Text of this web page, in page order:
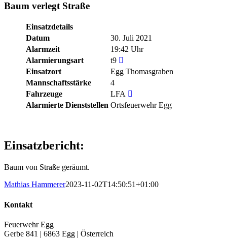
Baum verlegt Straße
Einsatzdetails
Datum
30. Juli 2021
Alarmzeit
19:42 Uhr
Alarmierungsart
t9
Einsatzort
Egg Thomasgraben
Mannschaftsstärke
4
Fahrzeuge
LFA
Alarmierte Dienststellen Ortsfeuerwehr Egg
Einsatzbericht:
Baum von Straße geräumt.
Mathias Hammerer2023-11-02T14:50:51+01:00
Kontakt
Feuerwehr Egg
Gerbe 841 | 6863 Egg | Österreich